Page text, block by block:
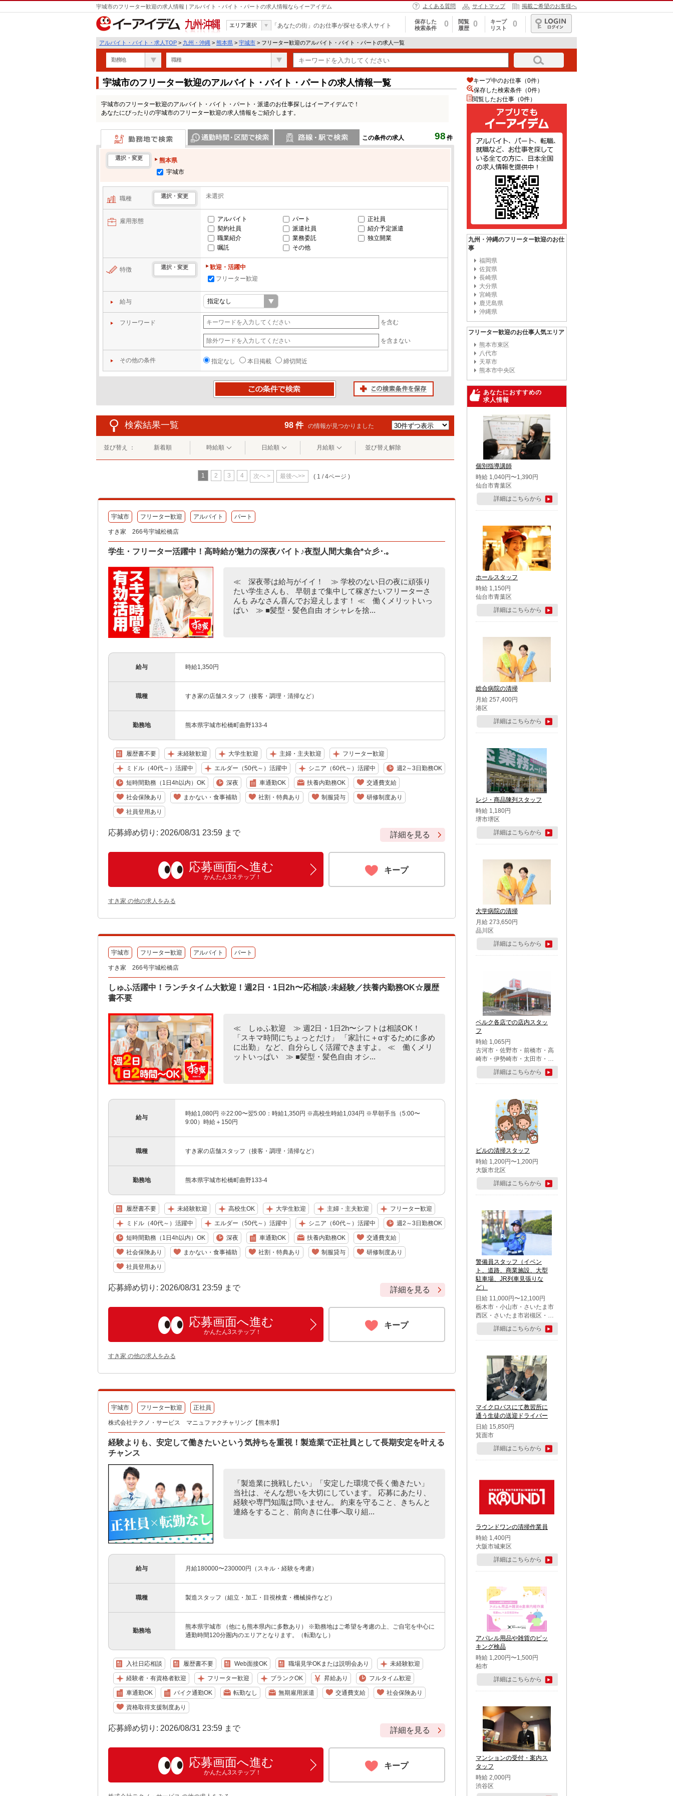
宇城市のフリーター歓迎の求人情報 | アルバイト・バイト・パートの求人情報ならイーアイデム よくある質問 サイトマップ 掲載ご希望のお客様へ
九州・沖縄
エリア選択 「あなたの街」のお仕事が探せる求人サイト
保存した
検索条件
0
閲覧
履歴
0
キープ
リスト
0
ログイン
アルバイト・バイト・求人TOP > 九州・沖縄 > 熊本県 > 宇城市 > フリーター歓迎のアルバイト・バイト・パートの求人一覧
勤務地 職種
宇城市のフリーター歓迎のアルバイト・バイト・パートの求人情報一覧
宇城市のフリーター歓迎のアルバイト・バイト・パート・派遣のお仕事探しはイーアイデムで！
あなたにぴったりの宇城市のフリーター歓迎の求人情報をご紹介します。
この条件の求人 98 件
勤務地で検索
選択・変更
熊本県
宇城市
職種 選択・変更 未選択
雇用形態 アルバイト パート
正社員
契約社員
派遣社員
紹介予定派遣
職業紹介
業務委託
独立開業
嘱託
その他
特徴 選択・変更
歓迎・活躍中
フリーター歓迎
給与
フリーワード を含む
を含まない
その他の条件 指定なし 本日掲載 締切間近
検索結果一覧 98 件 の情報が見つかりました
並び替え ： 新着順 時給順 日給順 月給順 並び替え解除
1 2 3 4 次へ > 最後へ>> ( 1 / 4ページ )
宇城市 フリーター歓迎 アルバイト パート
すき家 266号宇城松橋店
学生・フリーター活躍中！高時給が魅力の深夜バイト♪夜型人間大集合*☆彡･.｡
≪ 深夜帯は給与がイイ！ ≫ 学校のない日の夜に頑張り
たい学生さんも、 早朝まで集中して稼ぎたいフリーターさ
んも みなさん喜んでお迎えします！ ≪ 働くメリットいっ
ぱい ≫ ■髪型・髪色自由 オシャレを捨...
給与 時給1,350円
職種 すき家の店舗スタッフ（接客・調理・清掃など）
勤務地 熊本県宇城市松橋町曲野133-4
履歴書不要 未経験歓迎 大学生歓迎 主婦・主夫歓迎 フリーター歓迎
ミドル（40代～）活躍中 エルダー（50代～）活躍中 シニア（60代～）活躍中 週2～3日勤務OK
短時間勤務（1日4h以内）OK 深夜 車通勤OK 扶養内勤務OK 交通費支給
社会保険あり まかない・食事補助 社割・特典あり 制服貸与 研修制度あり
社員登用あり
応募締め切り: 2026/08/31 23:59 まで 詳細を見る
応募画面へ進む
かんたん3ステップ！
キープ
すき家 の他の求人をみる
宇城市 フリーター歓迎 アルバイト パート
すき家 266号宇城松橋店
しゅふ活躍中！ランチタイム大歓迎！週2日・1日2h〜応相談♪未経験／扶養内勤務OK☆履歴
書不要
≪ しゅふ歓迎 ≫ 週2日・1日2h〜シフトは相談OK！
「スキマ時間にちょっとだけ」 「家計に＋αするために多め
に出勤」 など、自分らしく活躍できますよ。 ≪ 働くメリ
ットいっぱい ≫ ■髪型・髪色自由 オシ...
給与
時給1,080円 ※22:00〜翌5:00：時給1,350円 ※高校生時給1,034円 ※早朝手当（5:00〜
9:00）時給＋150円
職種 すき家の店舗スタッフ（接客・調理・清掃など）
勤務地 熊本県宇城市松橋町曲野133-4
履歴書不要 未経験歓迎 高校生OK 大学生歓迎 主婦・主夫歓迎 フリーター歓迎
ミドル（40代～）活躍中 エルダー（50代～）活躍中 シニア（60代～）活躍中 週2～3日勤務OK
短時間勤務（1日4h以内）OK 深夜 車通勤OK 扶養内勤務OK 交通費支給
社会保険あり まかない・食事補助 社割・特典あり 制服貸与 研修制度あり
社員登用あり
応募締め切り: 2026/08/31 23:59 まで 詳細を見る
応募画面へ進む
かんたん3ステップ！
キープ
すき家 の他の求人をみる
宇城市 フリーター歓迎 正社員
株式会社テクノ・サービス マニュファクチャリング【熊本県】
経験よりも、安定して働きたいという気持ちを重視！製造業で正社員として長期安定を叶える
チャンス
「製造業に挑戦したい」「安定した環境で長く働きたい」
当社は、そんな想いを大切にしています。 応募にあたり、
経験や専門知識は問いません。 約束を守ること、きちんと
連絡をすること、前向きに仕事へ取り組...
給与 月給180000〜230000円（スキル・経験を考慮）
職種 製造スタッフ（組立・加工・目視検査・機械操作など）
勤務地
熊本県宇城市 （他にも熊本県内に多数あり） ※勤務地はご希望を考慮の上、ご自宅を中心に
通勤時間120分圏内のエリアとなります。（転勤なし）
入社日応相談 履歴書不要 Web面接OK 職場見学OKまたは説明会あり 未経験歓迎
経験者・有資格者歓迎 フリーター歓迎 ブランクOK 昇給あり フルタイム歓迎
車通勤OK バイク通勤OK 転勤なし 無期雇用派遣 交通費支給 社会保険あり
資格取得支援制度あり
応募締め切り: 2026/08/31 23:59 まで 詳細を見る
応募画面へ進む
かんたん3ステップ！
キープ
キープ中のお仕事（0件）
保存した検索条件（0件）
閲覧したお仕事（0件）
九州・沖縄のフリーター歓迎のお仕
事
福岡県
佐賀県
長崎県
大分県
宮崎県
鹿児島県
沖縄県
フリーター歓迎のお仕事人気エリア
熊本市東区
八代市
天草市
熊本市中央区
あなたにおすすめの
求人情報
個別指導講師
時給 1,040円〜1,390円
仙台市青葉区
詳細はこちらから
ホールスタッフ
時給 1,150円
仙台市青葉区
詳細はこちらから
総合病院の清掃
月給 257,400円
港区
詳細はこちらから
レジ・商品陳列スタッフ
時給 1,180円
堺市堺区
詳細はこちらから
大学病院の清掃
月給 273,650円
品川区
詳細はこちらから
ベルク各店での店内スタッ
フ
時給 1,065円
古河市・佐野市・前橋市・高
崎市・伊勢崎市・太田市・館
林市・藤岡市・大泉町・さい
たま市北区・川越市・熊谷
市・行田市・秩父市・所沢
市・鶴ケ島市・千葉市中央
区・市川市・松戸市・習志野
市・柏市・流山市・八千代
市・足立区・江戸川区・八王
子市・町田市
詳細はこちらから
ビルの清掃スタッフ
時給 1,200円〜1,200円
大阪市北区
詳細はこちらから
警備員スタッフ（イベン
ト、道路、商業施設、大型
駐車場、JR列車見張りな
ど）
日給 11,000円〜12,100円
栃木市・小山市・さいたま市
西区・さいたま市岩槻区・久
喜市・蓮田市
詳細はこちらから
マイクロバスにて教習所に
通う生徒の送迎ドライバー
日給 15,850円
箕面市
詳細はこちらから
ラウンドワンの清掃作業員
時給 1,400円
大阪市城東区
詳細はこちらから
アパレル用品や雑貨のピッ
キング検品
時給 1,200円〜1,500円
柏市
詳細はこちらから
マンションの受付・案内ス
タッフ
時給 2,000円
渋谷区